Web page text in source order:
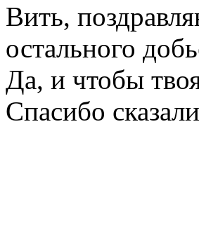
Вить,
остального
Да, и чтобы
Спасибо